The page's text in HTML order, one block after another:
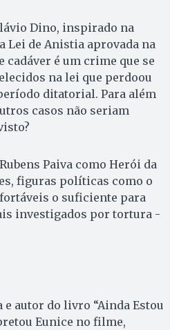
Dino, inspirado na
Lei de Anistia aprovada na
cadáver é um crime que se
na lei que perdoou
ditatorial. Para além
casos não seriam
Paiva como Herói da
figuras políticas como o
o suficiente para
investigados por tortura -
autor do livro “Ainda Estou
Eunice no filme,